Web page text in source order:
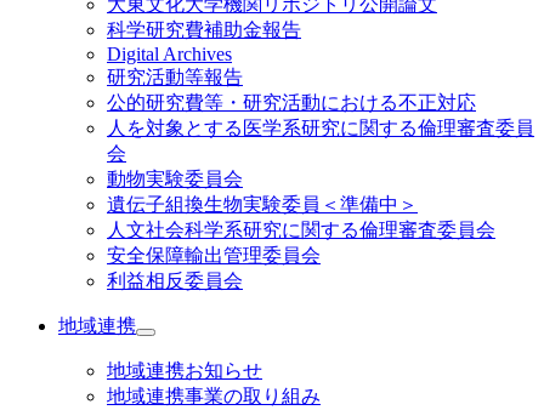
大東文化大学機関リポジトリ公開論文
科学研究費補助金報告
Digital Archives
研究活動等報告
公的研究費等・研究活動における不正対応
人を対象とする医学系研究に関する倫理審査委員
会
動物実験委員会
遺伝子組換生物実験委員＜準備中＞
人文社会科学系研究に関する倫理審査委員会
安全保障輸出管理委員会
利益相反委員会
地域連携
地域連携お知らせ
地域連携事業の取り組み